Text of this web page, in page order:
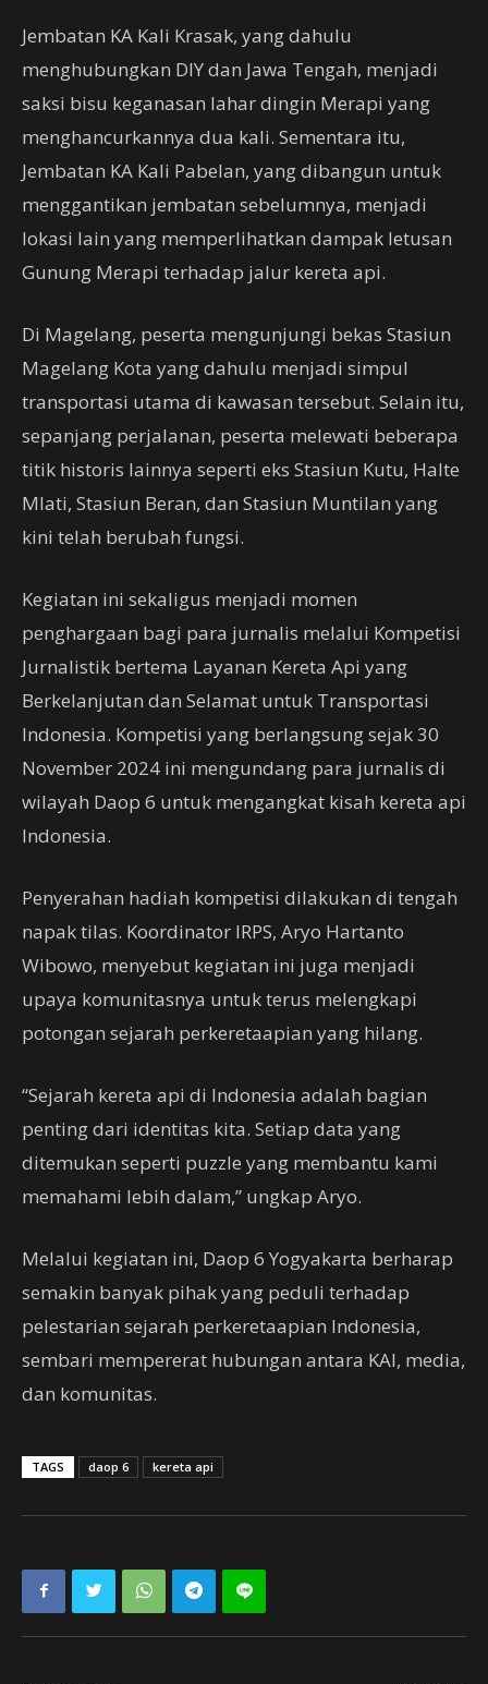
Jembatan KA Kali Krasak, yang dahulu
menghubungkan DIY dan Jawa Tengah, menjadi
saksi bisu keganasan lahar dingin Merapi yang
menghancurkannya dua kali. Sementara itu,
Jembatan KA Kali Pabelan, yang dibangun untuk
menggantikan jembatan sebelumnya, menjadi
lokasi lain yang memperlihatkan dampak letusan
Gunung Merapi terhadap jalur kereta api.
Di Magelang, peserta mengunjungi bekas Stasiun
Magelang Kota yang dahulu menjadi simpul
transportasi utama di kawasan tersebut. Selain itu,
sepanjang perjalanan, peserta melewati beberapa
titik historis lainnya seperti eks Stasiun Kutu, Halte
Mlati, Stasiun Beran, dan Stasiun Muntilan yang
kini telah berubah fungsi.
Kegiatan ini sekaligus menjadi momen
penghargaan bagi para jurnalis melalui Kompetisi
Jurnalistik bertema Layanan Kereta Api yang
Berkelanjutan dan Selamat untuk Transportasi
Indonesia. Kompetisi yang berlangsung sejak 30
November 2024 ini mengundang para jurnalis di
wilayah Daop 6 untuk mengangkat kisah kereta api
Indonesia.
Penyerahan hadiah kompetisi dilakukan di tengah
napak tilas. Koordinator IRPS, Aryo Hartanto
Wibowo, menyebut kegiatan ini juga menjadi
upaya komunitasnya untuk terus melengkapi
potongan sejarah perkeretaapian yang hilang.
“Sejarah kereta api di Indonesia adalah bagian
penting dari identitas kita. Setiap data yang
ditemukan seperti puzzle yang membantu kami
memahami lebih dalam,” ungkap Aryo.
Melalui kegiatan ini, Daop 6 Yogyakarta berharap
semakin banyak pihak yang peduli terhadap
pelestarian sejarah perkeretaapian Indonesia,
sembari mempererat hubungan antara KAI, media,
dan komunitas.
TAGS daop 6 kereta api